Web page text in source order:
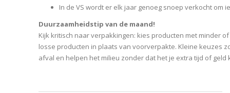
In de VS wordt er elk jaar genoeg snoep verkocht om
Duurzaamheidstip van de maand!
Kijk kritisch naar verpakkingen: kies producten met minder
losse producten in plaats van voorverpakte. Kleine keuzes
afval en helpen het milieu zonder dat het je extra tijd of geld